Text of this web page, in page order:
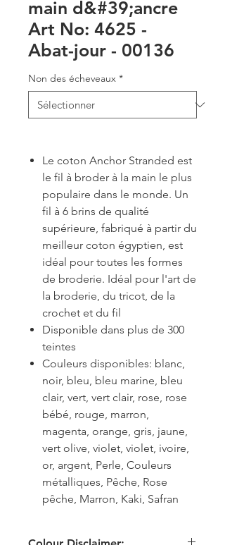
main d&#39;ancre
Art No: 4625 -
Abat-jour - 00136
Non des écheveaux *
Le coton Anchor Stranded est
le fil à broder à la main le plus
populaire dans le monde. Un
fil à 6 brins de qualité
supérieure, fabriqué à partir du
meilleur coton égyptien, est
idéal pour toutes les formes
de broderie. Idéal pour l'art de
la broderie, du tricot, de la
crochet et du fil
Disponible dans plus de 300
teintes
Couleurs disponibles: blanc,
noir, bleu, bleu marine, bleu
clair, vert, vert clair, rose, rose
bébé, rouge, marron,
magenta, orange, gris, jaune,
vert olive, violet, violet, ivoire,
or, argent, Perle, Couleurs
métalliques, Pêche, Rose
pêche, Marron, Kaki, Safran